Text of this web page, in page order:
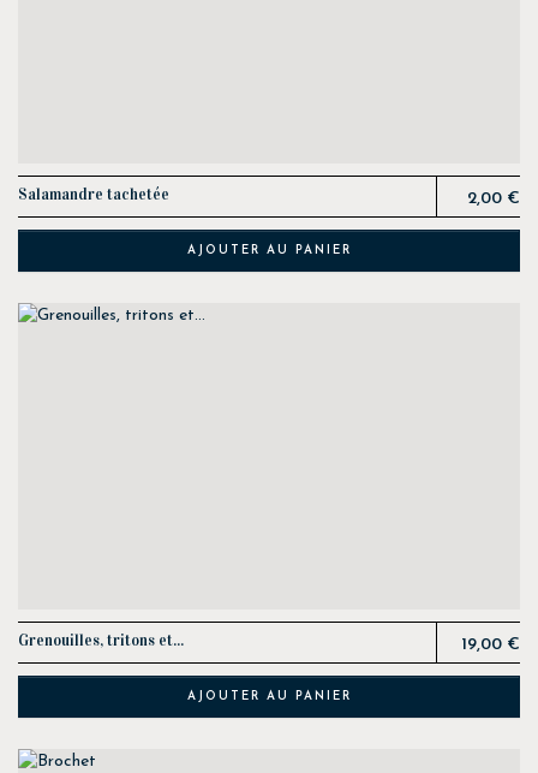
AJOUTER AU PANIER
Salamandre tachetée Prix
2,00 €
AJOUTER AU PANIER
Grenouilles, tritons et... Prix
19,00 €